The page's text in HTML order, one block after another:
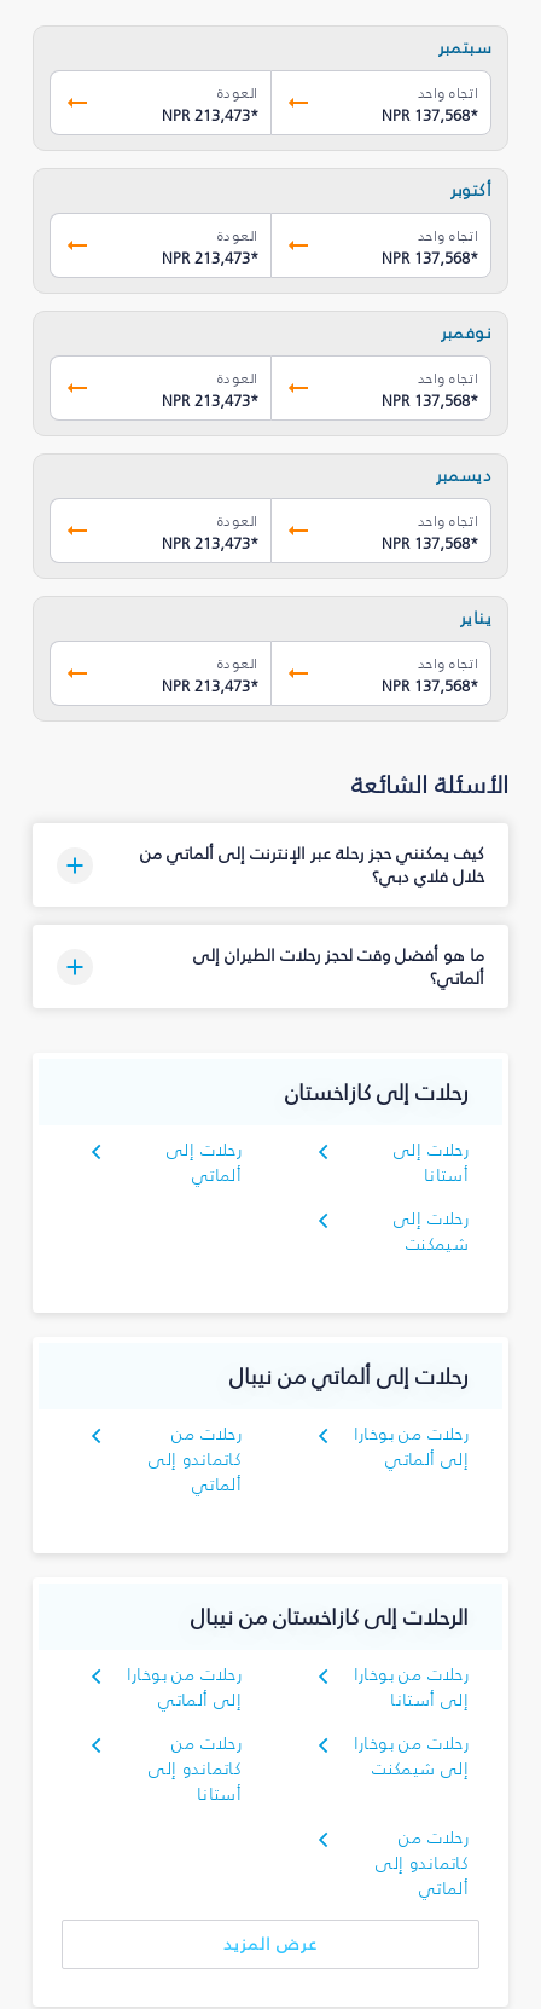
سبتمبر
اتجاه واحد
NPR 137,568*
العودة
NPR 213,473*
أكتوبر
اتجاه واحد
NPR 137,568*
العودة
NPR 213,473*
نوفمبر
اتجاه واحد
NPR 137,568*
العودة
NPR 213,473*
ديسمبر
اتجاه واحد
NPR 137,568*
العودة
NPR 213,473*
يناير
اتجاه واحد
NPR 137,568*
العودة
NPR 213,473*
الأسئلة الشائعة
كيف يمكنني حجز رحلة عبر الإنترنت إلى ألماتي من
خلال فلاي دبي؟
ما هو أفضل وقت لحجز رحلات الطيران إلى
ألماتي؟
رحلات إلى كازاخستان
رحلات إلى
أستانا
رحلات إلى
ألماتي
رحلات إلى
شيمكنت
رحلات إلى ألماتي من نيبال
رحلات من بوخارا
إلى ألماتي
رحلات من
كاتماندو إلى
ألماتي
الرحلات إلى كازاخستان من نيبال
رحلات من بوخارا
إلى أستانا
رحلات من بوخارا
إلى ألماتي
رحلات من بوخارا
إلى شيمكنت
رحلات من
كاتماندو إلى
أستانا
رحلات من
كاتماندو إلى
ألماتي
عرض المزيد